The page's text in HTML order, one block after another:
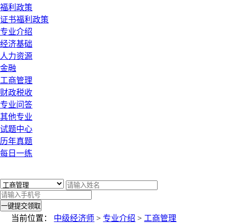
福利政策
证书福利政策
专业介绍
经济基础
人力资源
金融
工商管理
财政税收
专业问答
其他专业
试题中心
历年真题
每日一练
一键提交领取
当前位置： 中级经济师 >专业介绍 > 工商管理